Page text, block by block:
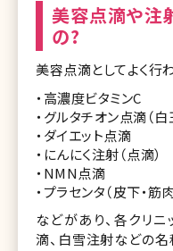
美容点滴や注
の?
美容点滴としてよく行
・高濃度ビタミンC
・グルタチオン点滴（白
・ダイエット点滴
・にんにく注射（点滴）
・NMN点滴
・プラセンタ（皮下・筋
などがあり、各クリ
滴、白雪注射などの